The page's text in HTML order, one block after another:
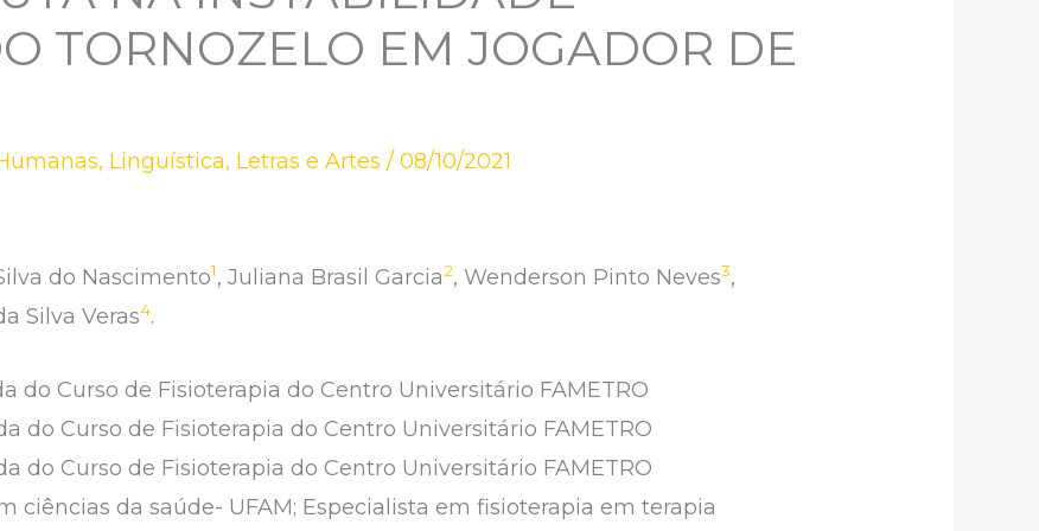
TORNOZELO EM JOGADOR DE
, Linguística, Letras e Artes /08/10/2021
do Nascimento1, Juliana Brasil Garcia2, Wenderson Pinto Neves3,
Silva Veras4.
do Curso de Fisioterapia do Centro Universitário FAMETRO
do Curso de Fisioterapia do Centro Universitário FAMETRO
do Curso de Fisioterapia do Centro Universitário FAMETRO
ciências da saúde- UFAM; Especialista em fisioterapia em terapia